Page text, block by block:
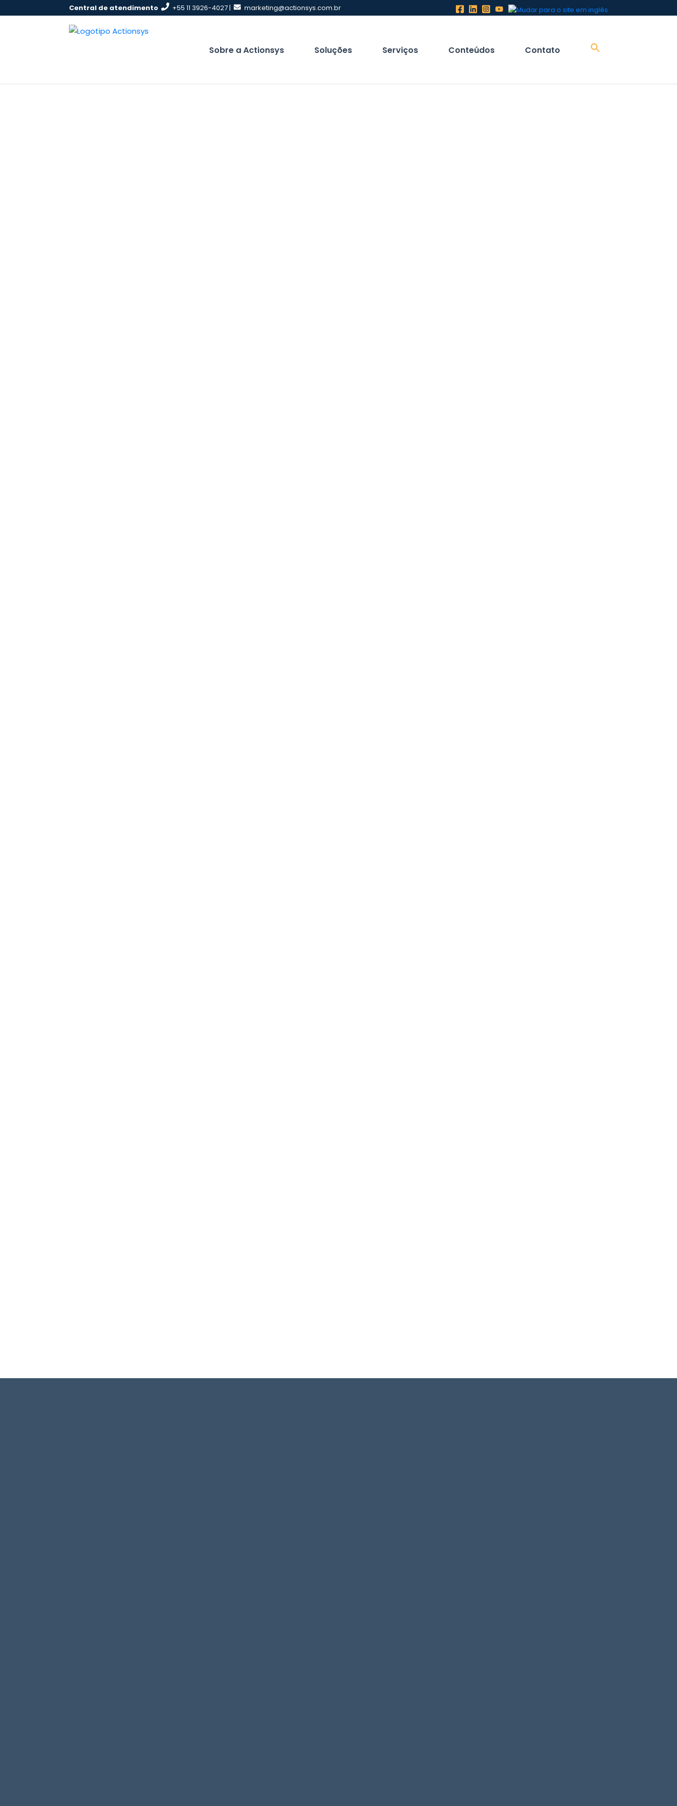
para
Central de atendimento +55 11 3926-4027 | marketing@actionsys.com.br
Sobre a Actionsys Soluções Serviços Conteúdos Contato